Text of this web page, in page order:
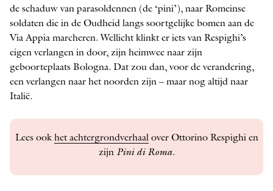
de schaduw van ­parasoldennen (de ‘pini’), naar Romeinse
soldaten die in de Oudheid langs soortgelijke bomen aan de
Via Appia marcheren. Wellicht klinkt er iets van Respighi’s
eigen verlangen in door, zijn heimwee naar zijn
geboorteplaats Bologna. Dat zou dan, voor de verandering,
een verlangen naar het noorden zijn – maar nog altijd naar
Italië.
Lees ook het achtergrondverhaal over Ottorino Respighi en
zijn Pini di Roma.